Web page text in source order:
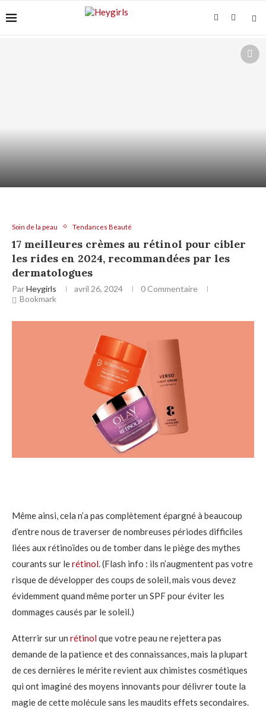
Soin de la peau Tendances Beauté
17 meilleures crèmes au rétinol pour cibler
les rides en 2024, recommandées par les
dermatologues
ParHeygirls avril 26, 2024
0 Commentaire
Bookmark
Même ainsi, cela n’a pas complètement épargné à beaucoup
d’entre nous de traverser de nombreuses périodes difficiles
liées aux rétinoïdes ou de tomber dans le piège des mythes
courants sur lerétinol. (Flash info : ils n’augmentent pas votre
risque de développer des coups de soleil, mais vous devez
évidemment quand même porter un SPF pour éviter les
dommages causés par le soleil.)
Atterrir sur un rétinolque votre peau ne rejettera pas
demande de la patience et des connaissances, mais la plupart
de ces dernières le mérite revient aux chimistes cosmétiques
qui ont imaginé des moyens innovants pour délivrer toute la
magie de cette molécule sans les maudits effets secondaires.